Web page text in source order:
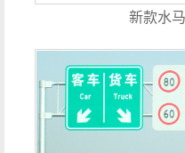
新款水马